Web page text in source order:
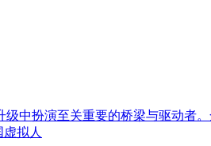
中扮演至关重要的桥梁与驱动者
拟人